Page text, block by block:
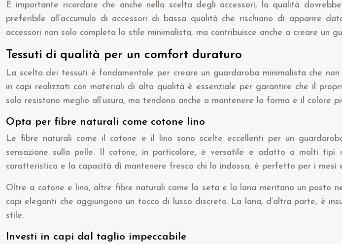
È importante ricordare che anche nella scelta degli accessori, la qualità
preferibile all’accumulo di accessori di bassa qualità che rischiano di apparire
accessori non solo completa lo stile minimalista, ma contribuisce anche a creare un
Tessuti di qualità per un comfort duraturo
La scelta dei tessuti è fondamentale per creare un guardaroba minimalista che
in capi realizzati con materiali di alta qualità è essenziale per garantire che il
solo resistono meglio all’usura, ma tendono anche a mantenere la forma e il colore
Opta per fibre naturali come cotone lino
Le fibre naturali come il cotone e il lino sono scelte eccellenti per un
sensazione sulla pelle. Il cotone, in particolare, è versatile e adatto a molti
caratteristica e la capacità di mantenere fresco chi lo indossa, è perfetto per i mesi
Oltre a cotone e lino, altre fibre naturali come la seta e la lana meritano un posto
capi eleganti che aggiungono un tocco di lusso discreto. La lana, d’altra parte, è
stile.
Investi in capi dal taglio impeccabile